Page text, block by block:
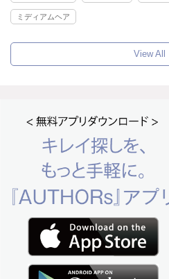
ミディアムヘア
View All